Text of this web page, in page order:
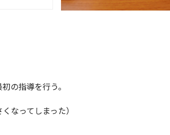
の指導を行う。
なってしまった）